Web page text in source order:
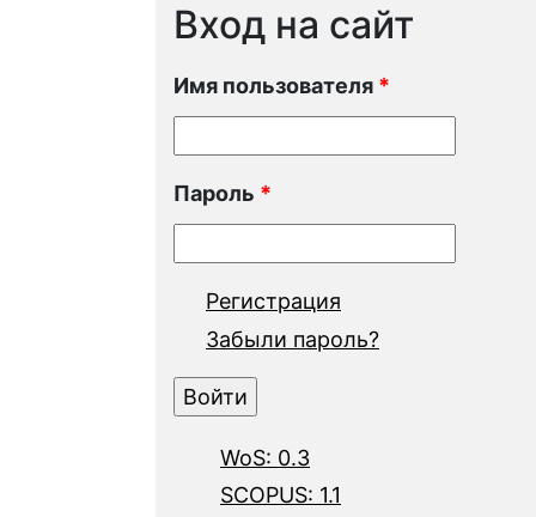
Вход на сайт
Имя пользователя *
Пароль *
Регистрация
Забыли пароль?
WoS: 0.3
SCOPUS: 1.1